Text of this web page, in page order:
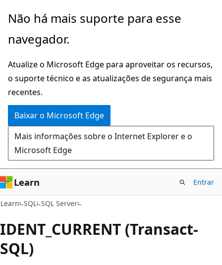
Pular
o
principal
Não há mais suporte para esse
navegador.
Atualize o Microsoft Edge para aproveitar os recursos,
o suporte técnico e as atualizações de segurança mais
recentes.
Baixar o Microsoft Edge
Mais informações sobre o Internet Explorer e o
Microsoft Edge
Learn Entrar
Learn SQL SQL Server
IDENT_CURRENT (Transact-
SQL)